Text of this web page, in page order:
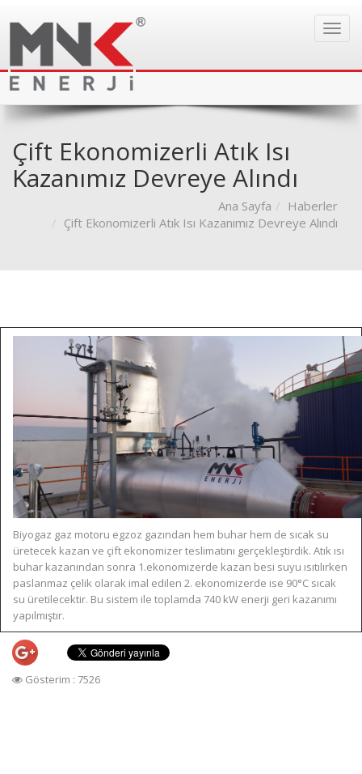
Çift Ekonomizerli Atık Isı
Kazanımız Devreye Alındı
Ana Sayfa
Haberler
Çift Ekonomizerli Atık Isı Kazanımız Devreye Alındı
Biyogaz gaz motoru egzoz gazından hem buhar hem de sıcak su
üretecek kazan ve çift ekonomizer teslimatını gerçekleştirdik. Atık ısı
buhar kazanından sonra 1.ekonomizerde kazan besi suyu ısıtılırken
paslanmaz çelik olarak imal edilen 2. ekonomizerde ise 90°C sıcak
su üretilecektir. Bu sistem ile toplamda 740 kW enerji geri kazanımı
yapılmıştır.
Gösterim : 7526